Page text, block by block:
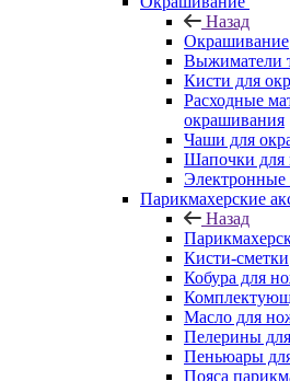
Назад
Окрашивание
Выжиматели
Кисти для
Расходные
окрашивания
Чаши для
Шапочки для
Электронные
Парикмахерские
Назад
Кисти-сметки
Кобура для
Масло для
Пелерины
Пеньюары
Пояса